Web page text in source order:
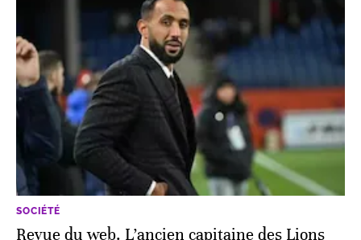
SOCIÉTÉ
Revue du web. L’ancien capitaine des Lions